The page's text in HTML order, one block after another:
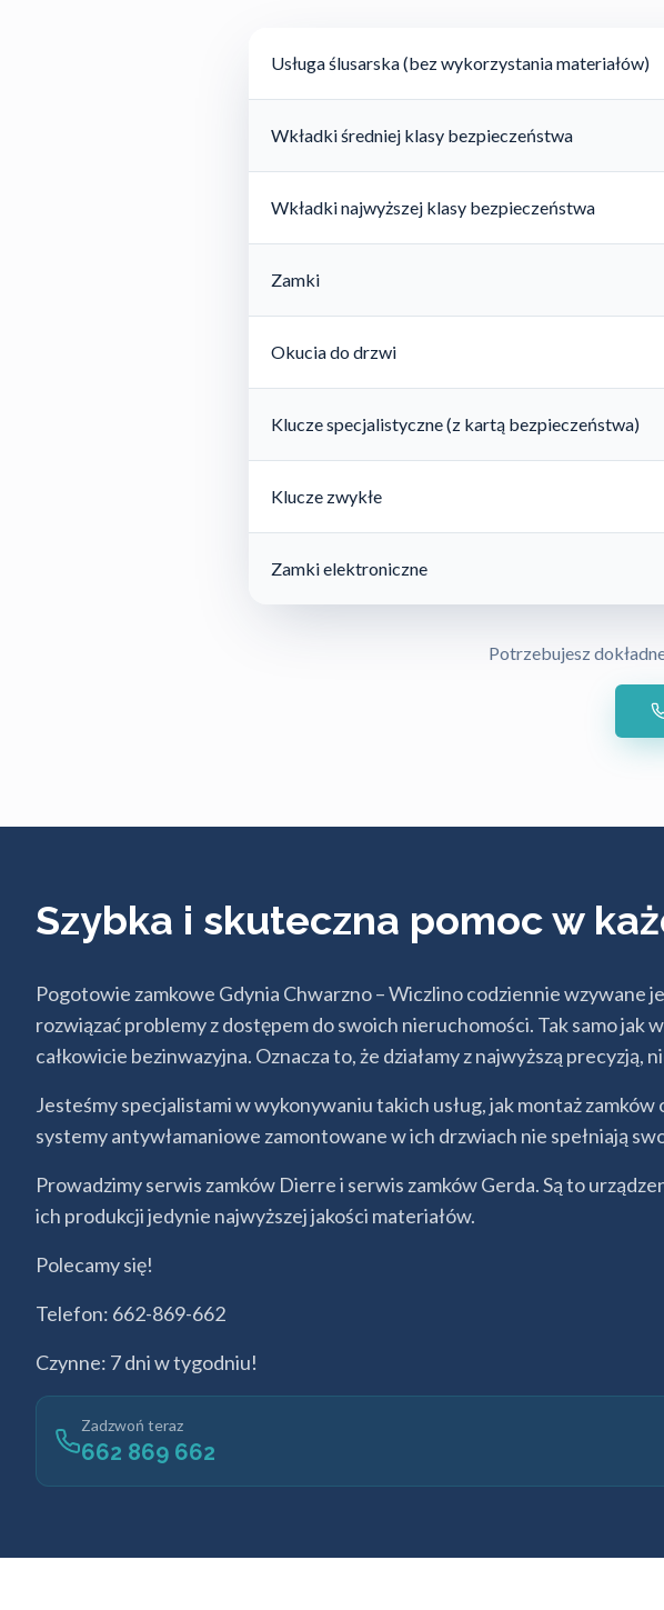
Usługa ślusarska (bez wykorzystania materiałów)
Wkładki średniej klasy bezpieczeństwa
Wkładki najwyższej klasy bezpieczeństwa
Zamki
Okucia do drzwi
Klucze specjalistyczne (z kartą bezpieczeństwa)
Klucze zwykłe
Zamki elektroniczne
Potrzebujesz
Szybka i skuteczna pomoc w
Pogotowie zamkowe Gdynia Chwarzno – Wiczlino codziennie wzywane
rozwiązać problemy z dostępem do swoich nieruchomości. Tak samo
całkowicie bezinwazyjna. Oznacza to, że działamy z najwyższą precyzją,
Jesteśmy specjalistami w wykonywaniu takich usług, jak montaż
systemy antywłamaniowe zamontowane w ich drzwiach nie spełniają
Prowadzimy serwis zamków Dierre i serwis zamków Gerda. Są to
ich produkcji jedynie najwyższej jakości materiałów.
Polecamy się!
Telefon: 662-869-662
Czynne: 7 dni w tygodniu!
Zadzwoń teraz
662 869 662